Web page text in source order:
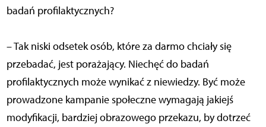
badań profilaktycznych?
– Tak niski odsetek osób, które za darmo chciały się
przebadać, jest porażający. Niechęć do badań
profilaktycznych może wynikać z niewiedzy. Być może
prowadzone kampanie społeczne wymagają jakiejś
modyfikacji, bardziej obrazowego przekazu, by dotrzeć